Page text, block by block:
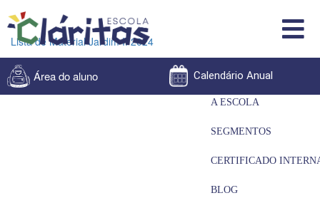
Área do aluno Calendário Anual
Lista de Material Jardim II 2024
A ESCOLA
SEGMENTOS
CERTIFICADO
BLOG